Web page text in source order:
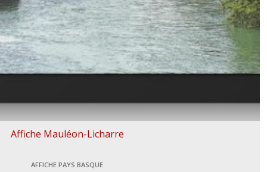
Affiche Mauléon-Licharre
AFFICHE PAYS BASQUE